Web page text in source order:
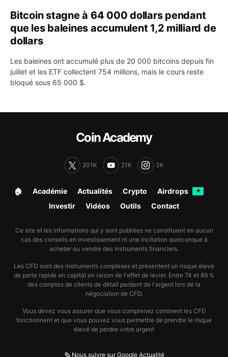
Bitcoin stagne à 64 000 dollars pendant
que les baleines accumulent 1,2 milliard de
dollars
Les baleines ont accumulé plus de 20 000 bitcoins depuis fin
juillet et les ETF collectent 754 millions, mais le cours reste
bloqué sous 65 000 $.
Coin Academy
201K 21K 3K
🏠︎ Académie Actualités Crypto Airdrops ✦
Investir Vidéos Outils Contact
Ce site et les informations qui y sont publiées ne constituent en aucun
cas des conseils en investissement ni une incitation quelconque à
acheter ou vendre des instruments financiers.
Les CFD sont des instruments complexes et présentent un risque élevé
de perte rapide en capital en raison de l'effet de levier. Entre 74 et 89 %
des comptes de clients de détail perdent de l'argent lors de la
négociation de CFD.
Vous devez vous assurer que vous comprenez comment les CFD
fonctionnent et que vous pouvez vous permettre de prendre le risque
élevé de perdre votre argent
🗞️ Nous suivre sur Google Actualité